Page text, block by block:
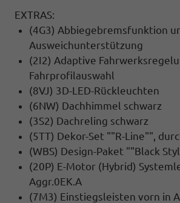
EXTRAS:
(4G3) Abbiegebremsfunktion
Ausweichunterstützung
(2I2) Adaptive
Fahrprofilauswahl
(8VJ) 3D-LED-Rückleuchten
(6NW) Dachhimmel schwarz
(3S2) Dachreling schwarz
(5TT) Dekor-Set ""R-Line"",
(WBS) Design-Paket ""Black
(20P) E-Motor (Hybrid)
Aggr.0EK.A
(7M3) Einstiegsleisten vorn in